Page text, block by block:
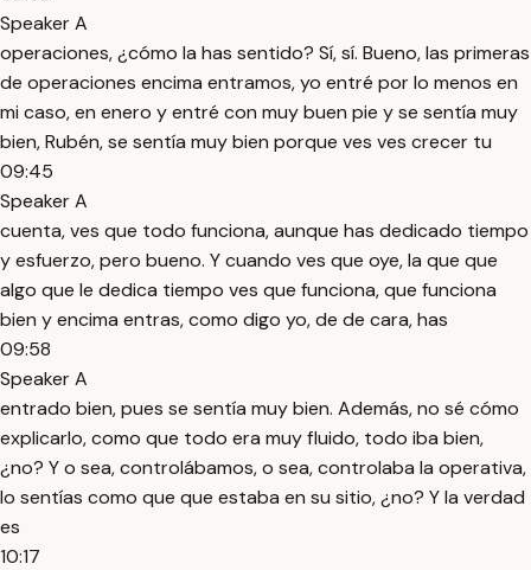
Speaker A
operaciones, ¿cómo la has sentido? Sí, sí. Bueno, las primeras
de operaciones encima entramos, yo entré por lo menos en
mi caso, en enero y entré con muy buen pie y se sentía muy
bien, Rubén, se sentía muy bien porque ves ves crecer tu
09:45
Speaker A
cuenta, ves que todo funciona, aunque has dedicado tiempo
y esfuerzo, pero bueno. Y cuando ves que oye, la que que
algo que le dedica tiempo ves que funciona, que funciona
bien y encima entras, como digo yo, de de cara, has
09:58
Speaker A
entrado bien, pues se sentía muy bien. Además, no sé cómo
explicarlo, como que todo era muy fluido, todo iba bien,
¿no? Y o sea, controlábamos, o sea, controlaba la operativa,
lo sentías como que que estaba en su sitio, ¿no? Y la verdad
es
10:17